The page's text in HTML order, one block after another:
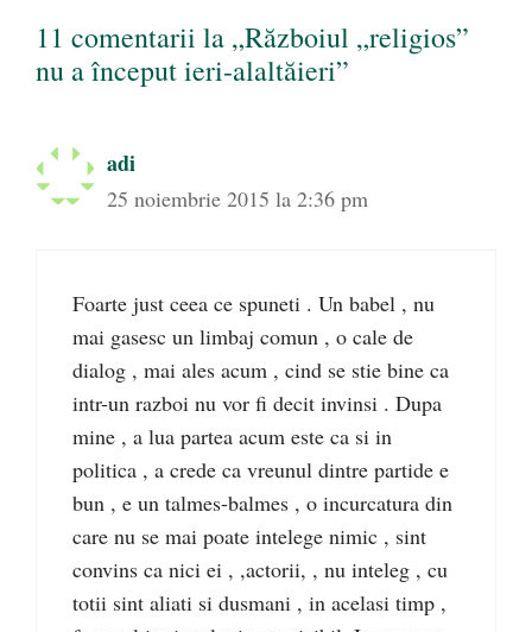
11 comentarii la „Războiul „religios”
nu a început ieri-alaltăieri”
adi
25 noiembrie 2015 la 2:36 pm
Foarte just ceea ce spuneti . Un babel , nu
mai gasesc un limbaj comun , o cale de
dialog , mai ales acum , cind se stie bine ca
intr-un razboi nu vor fi decit invinsi . Dupa
mine , a lua partea acum este ca si in
politica , a crede ca vreunul dintre partide e
bun , e un talmes-balmes , o incurcatura din
care nu se mai poate intelege nimic , sint
convins ca nici ei , ,actorii, , nu inteleg , cu
totii sint aliati si dusmani , in acelasi timp ,